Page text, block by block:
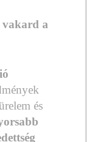
vakard a
és